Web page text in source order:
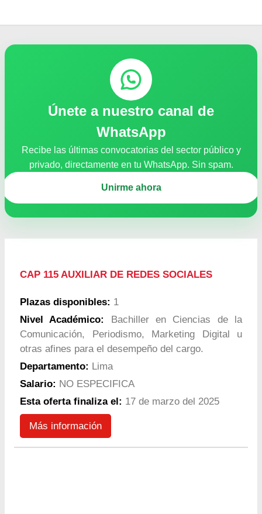
Únete a nuestro canal de
WhatsApp
Recibe las últimas convocatorias del sector público y
privado, directamente en tu WhatsApp. Sin spam.
Unirme ahora
CAP 115 AUXILIAR DE REDES SOCIALES
Plazas disponibles: 1
Nivel Académico:
Bachiller en Ciencias de la
Comunicación, Periodismo, Marketing Digital u
otras afines para el desempeño del cargo.
Departamento: Lima
Salario: NO ESPECIFICA
Esta oferta finaliza el: 17 de marzo del 2025
Más información